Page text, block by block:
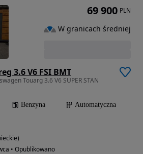
3.6 V6 FSI BMT
Touarg 3.6 V6 SUPER STAN
Benzyna
Automatyczna
• Opublikowano
69 900 PLN
W granicach średniej